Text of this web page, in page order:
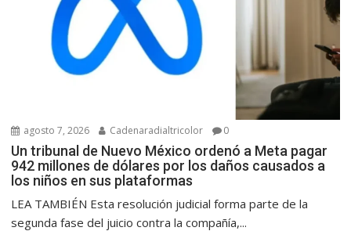
agosto 7, 2026 Cadenaradialtricolor 0
Un tribunal de Nuevo México ordenó a Meta pagar
942 millones de dólares por los daños causados a
los niños en sus plataformas
LEA TAMBIÉN Esta resolución judicial forma parte de la
segunda fase del juicio contra la compañía,...